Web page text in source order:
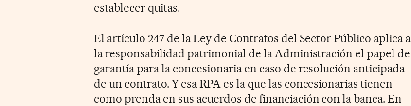
establecer quitas.
El artículo 247 de la Ley de Contratos del Sector Público aplica a
la responsabilidad patrimonial de la Administración el papel de
garantía para la concesionaria en caso de resolución anticipada
de un contrato. Y esa RPA es la que las concesionarias tienen
como prenda en sus acuerdos de financiación con la banca. En